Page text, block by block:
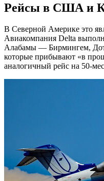
Рейсы в США и
В Северной Америке это
Авиакомпания Delta
Алабамы — Бирмингем,
которые прибывают «в
аналогичный рейс на 50-